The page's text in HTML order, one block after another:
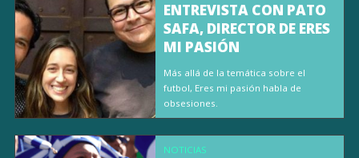
ENTREVISTA CON PATO
SAFA, DIRECTOR DE ERES
MI PASIÓN
Más allá de la temática sobre el
futbol, Eres mi pasión habla de
obsesiones.
NOTICIAS